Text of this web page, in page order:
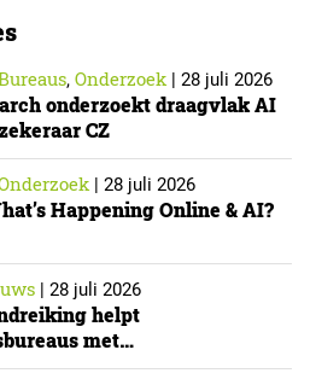
De toepasselijkheid…
, Onderzoek| 28 juli 2026
onderzoekt draagvlak AI
CZ
| 28 juli 2026
Happening Online & AI?
| 28 juli 2026
helpt
met